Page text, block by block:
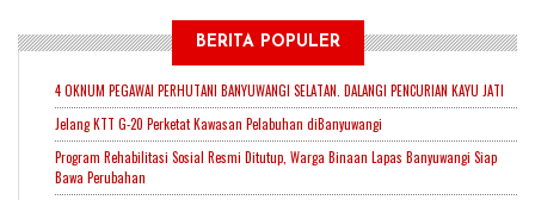
BERITA POPULER
4 OKNUM PEGAWAI PERHUTANI BANYUWANGI SELATAN. DALANGI PENCURIAN KAYU JATI
Jelang KTT G-20 Perketat Kawasan Pelabuhan diBanyuwangi
Program Rehabilitasi Sosial Resmi Ditutup, Warga Binaan Lapas Banyuwangi Siap
Bawa Perubahan